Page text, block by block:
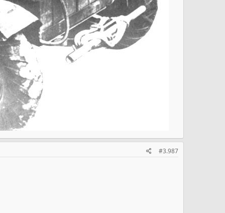
#3.987